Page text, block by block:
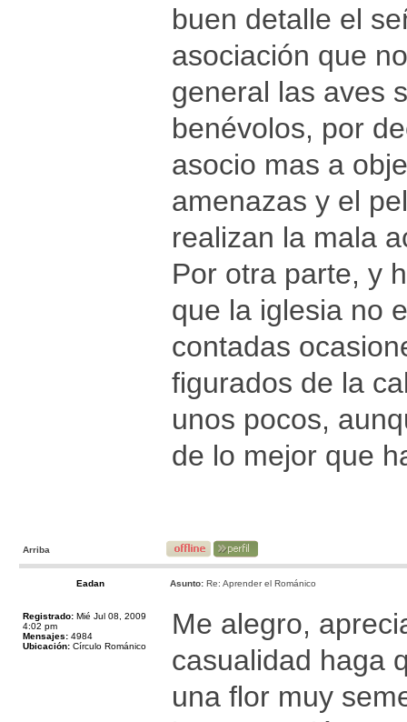
buen detalle el
asociación que
general las aves
benévolos, por
asocio mas a
amenazas y el
realizan la mala
Por otra parte, y
que la iglesia no
contadas
figurados de la
unos pocos,
de lo mejor que
Arriba
Eadan Asunto: Re: Aprender el Románico
Registrado: Mié Jul 08, 2009
4:02 pm
Mensajes: 4984
Ubicación: Círculo Románico
Me alegro,
casualidad haga
una flor muy